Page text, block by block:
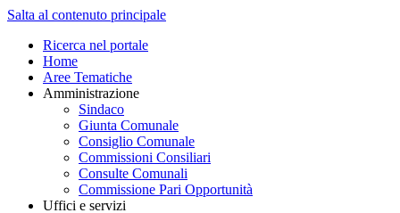
Salta al contenuto principale
Ricerca nel portale
Home
Aree Tematiche
Amministrazione
Sindaco
Giunta Comunale
Consiglio Comunale
Commissioni Consiliari
Consulte Comunali
Commissione Pari Opportunità
Uffici e servizi